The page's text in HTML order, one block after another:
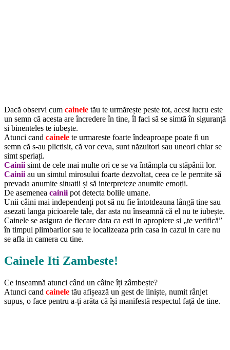
Dacă observi cum cainele tău te urmărește peste tot, acest lucru este
un semn că acesta are încredere în tine, îl faci să se simtă în siguranță
si binenteles te iubește.
Atunci cand cainele te urmareste foarte îndeaproape poate fi un
semn că s-au plictisit, că vor ceva, sunt năzuitori sau uneori chiar se
simt speriați.
Cainii simt de cele mai multe ori ce se va întâmpla cu stăpânii lor.
Cainii au un simtul mirosului foarte dezvoltat, ceea ce le permite să
prevada anumite situatii și să interpreteze anumite emoții.
De asemenea cainii pot detecta bolile umane.
Unii câini mai independenți pot să nu fie întotdeauna lângă tine sau
asezati langa picioarele tale, dar asta nu înseamnă că el nu te iubește.
Cainele se asigura de fiecare data ca esti in apropiere si „te verifică”
în timpul plimbarilor sau te localizeaza prin casa in cazul in care nu
se afla in camera cu tine.
Cainele Iti Zambeste!
Ce inseamnă atunci când un câine îți zâmbește?
Atunci cand cainele tău afișează un gest de liniște, numit rânjet
supus, o face pentru a-ți arăta că își manifestă respectul față de tine.